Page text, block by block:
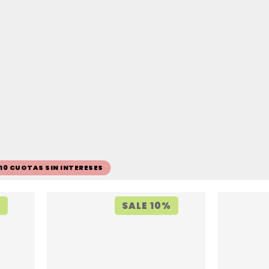
CUOTAS SIN INTERESES
SALE 10%